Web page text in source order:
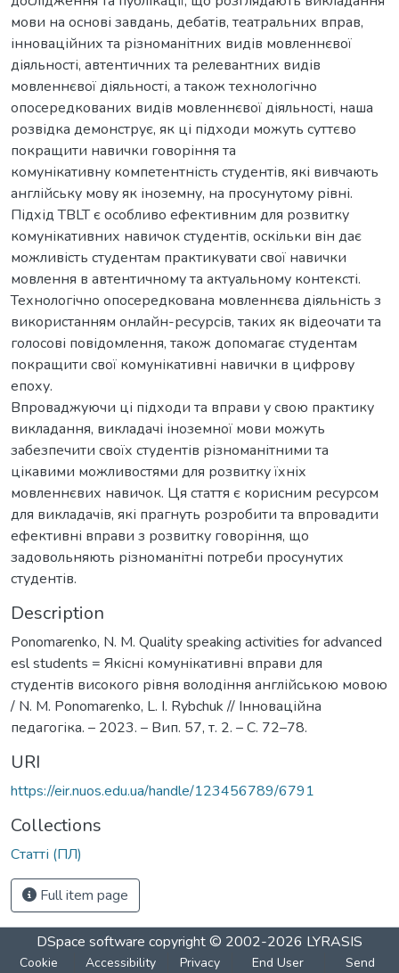
мови на основі завдань, дебатів, театральних вправ,
інноваційних та різноманітних видів мовленнєвої
діяльності, автентичних та релевантних видів
мовленнєвої діяльності, а також технологічно
опосередкованих видів мовленнєвої діяльності, наша
розвідка демонструє, як ці підходи можуть суттєво
покращити навички говоріння та
комунікативну компетентність студентів, які вивчають
англійську мову як іноземну, на просунутому рівні.
Підхід TBLT є особливо ефективним для розвитку
комунікативних навичок студентів, оскільки він дає
можливість студентам практикувати свої навички
мовлення в автентичному та актуальному контексті.
Технологічно опосередкована мовленнєва діяльність з
використанням онлайн-ресурсів, таких як відеочати та
голосові повідомлення, також допомагає студентам
покращити свої комунікативні навички в цифрову
епоху.
Впроваджуючи ці підходи та вправи у свою практику
викладання, викладачі іноземної мови можуть
забезпечити своїх студентів різноманітними та
цікавими можливостями для розвитку їхніх
мовленнєвих навичок. Ця стаття є корисним ресурсом
для викладачів, які прагнуть розробити та впровадити
ефективні вправи з розвитку говоріння, що
задовольняють різноманітні потреби просунутих
студентів.
Description
Ponomarenko, N. M. Quality speaking activities for advanced
esl students = Якісні комунікативні вправи для
студентів високого рівня володіння англійською мовою
/ N. M. Ponomarenko, L. I. Rybchuk // Інноваційна
педагогіка. – 2023. – Вип. 57, т. 2. – С. 72–78.
URI
https://eir.nuos.edu.ua/handle/123456789/6791
Collections
Статті (ПЛ)
Full item page
DSpace software copyright © 2002-2026 LYRASIS
Cookie Accessibility Privacy End User Send